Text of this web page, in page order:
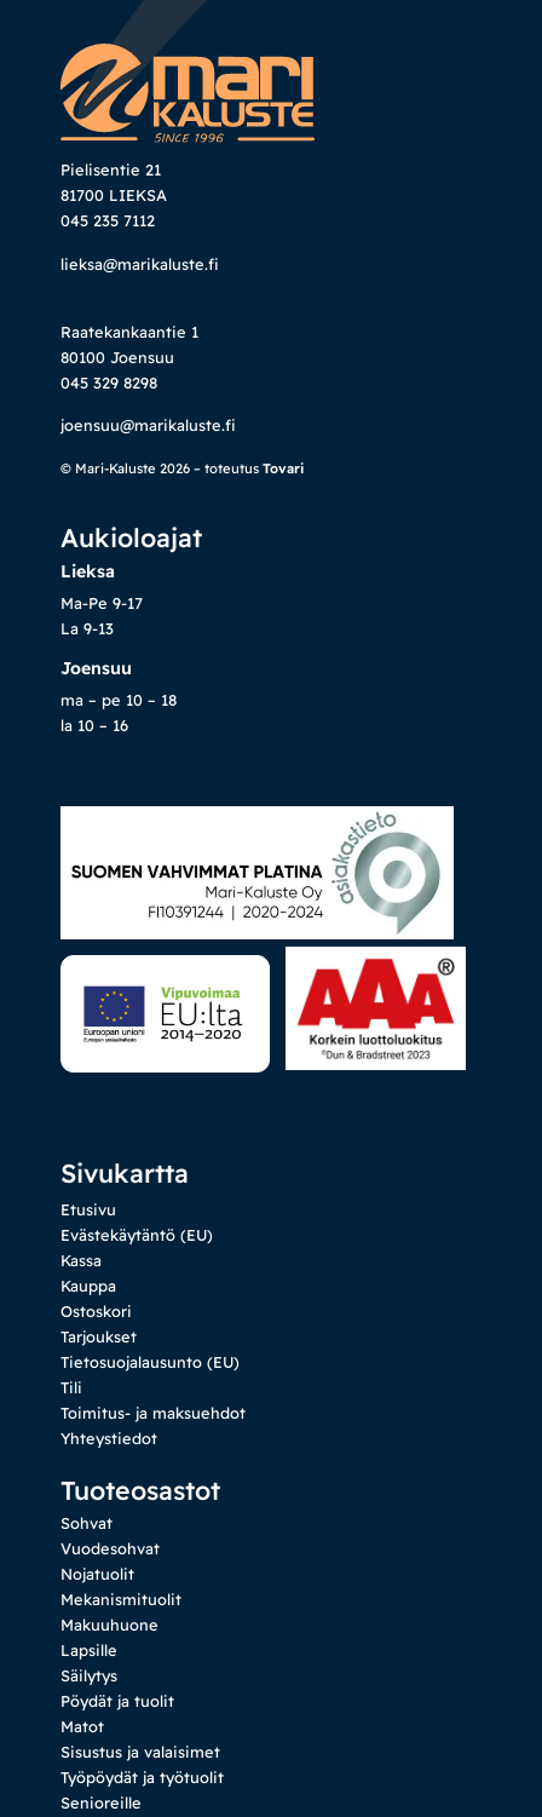
Pielisentie 21
81700 LIEKSA
045 235 7112
lieksa@marikaluste.fi
Raatekankaantie 1
80100 Joensuu
045 329 8298
joensuu@marikaluste.fi
© Mari-Kaluste 2026 – toteutus Tovari
Aukioloajat
Lieksa
Ma-Pe 9-17
La 9-13
Joensuu
ma – pe 10 – 18
la 10 – 16
Sivukartta
Etusivu
Evästekäytäntö (EU)
Kassa
Kauppa
Ostoskori
Tarjoukset
Tietosuojalausunto (EU)
Tili
Toimitus- ja maksuehdot
Yhteystiedot
Tuoteosastot
Sohvat
Vuodesohvat
Nojatuolit
Mekanismituolit
Makuuhuone
Lapsille
Säilytys
Pöydät ja tuolit
Matot
Sisustus ja valaisimet
Työpöydät ja työtuolit
Senioreille